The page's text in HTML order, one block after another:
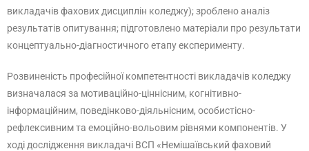
викладачів фахових дисциплін коледжу); зроблено аналіз
результатів опитування; підготовлено матеріали про результати
концептуально-діагностичного етапу експерименту.
Розвиненість професійної компетентності викладачів коледжу
визначалася за мотиваційно-ціннісним, когнітивно-
інформаційним, поведінково-діяльнісним, особистісно-
рефлексивним та емоційно-вольовим рівнями компонентів. У
ході дослідження викладачі ВСП «Немішаївський фаховий